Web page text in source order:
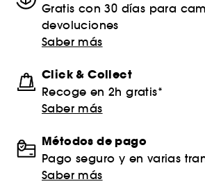
Gratis con 30 días para
devoluciones
Saber más
Click & Collect
Recoge en 2h gratis*
Saber más
Métodos de pago
Pago seguro y en varias
Saber más